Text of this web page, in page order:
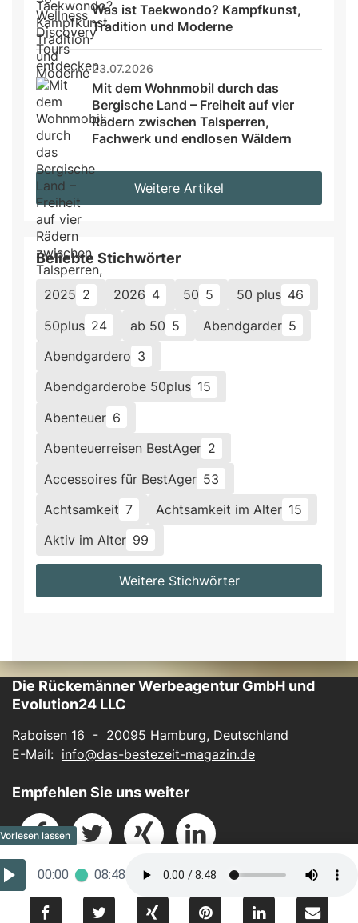
00:00 08:48
Was ist Taekwondo? Kampfkunst,
Tradition und Moderne
23.07.2026
Mit dem Wohnmobil durch das
Bergische Land – Freiheit auf vier
Rädern zwischen Talsperren,
Fachwerk und endlosen Wäldern
Weitere Artikel
Beliebte Stichwörter
2025 2 2026 4 50 5 50 plus 46
50plus 24 ab 50 5 Abendgarder 5
Abendgardero 3
Abendgarderobe 50plus 15
Abenteuer 6
Abenteuerreisen BestAger 2
Accessoires für BestAger 53
Achtsamkeit 7 Achtsamkeit im Alter 15
Aktiv im Alter 99
Weitere Stichwörter
Die Rückemänner Werbeagentur GmbH und
Evolution24 LLC
Raboisen 16 - 20095 Hamburg, Deutschland
E-Mail: info@das-bestezeit-magazin.de
Empfehlen Sie uns weiter
Impressum